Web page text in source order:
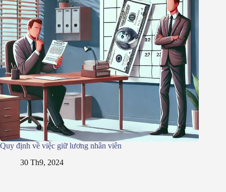
Quy định về việc giữ lương nhân viên
30 Th9, 2024